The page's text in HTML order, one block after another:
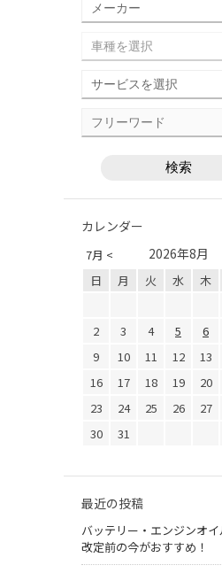
カレンダー
7月 < 2026年8月
日 月 火 水 木
2
3 4 5 6
9
10 11 12 13
16
17 18 19 20
23
24 25 26 27
30
31
最近の投稿
バッテリー・エンジンオ
改定前の今がおすすめ！